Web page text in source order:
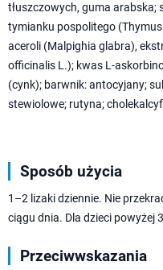
tłuszczowych, guma arabska;
tymianku pospolitego
aceroli (Malpighia glabra),
officinalis L.); kwas L-
(cynk); barwnik: antocyjany;
stewiolowe; rutyna;
Sposób użycia
1–2 lizaki dziennie. Nie
ciągu dnia. Dla dzieci powyżej
Przeciwwskazania